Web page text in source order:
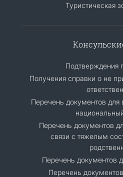
Туристическая
Подтверждения
Получения справки о не
Перечень документов для
Перечень документов
связи с тяжелым
Перечень документов
Перечень